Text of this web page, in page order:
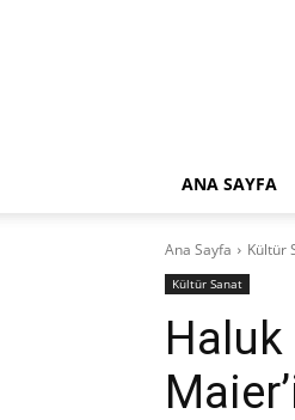
ANA SAYFA
Ana Sayfa Kültür
Kültür Sanat
Haluk